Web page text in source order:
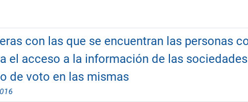
con las que se encuentran las personas
el acceso a la información de las
de voto en las mismas